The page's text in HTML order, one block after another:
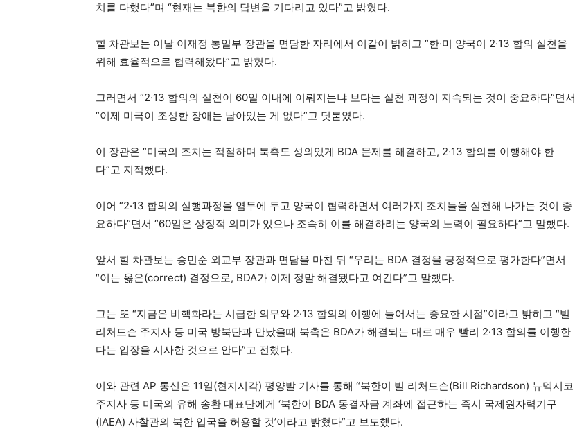
치를 다했다”며 “현재는 북한의 답변을 기다리고 있다”고 밝혔다.
힐 차관보는 이날 이재정 통일부 장관을 면담한 자리에서 이같이 밝히고 “한·미 양국이 2·13 합의 실천을
위해 효율적으로 협력해왔다”고 밝혔다.
그러면서 “2·13 합의의 실천이 60일 이내에 이뤄지는냐 보다는 실천 과정이 지속되는 것이 중요하다”면서
“이제 미국이 조성한 장애는 남아있는 게 없다”고 덧붙였다.
이 장관은 “미국의 조치는 적절하며 북측도 성의있게 BDA 문제를 해결하고, 2·13 합의를 이행해야 한
다”고 지적했다.
이어 “2·13 합의의 실행과정을 염두에 두고 양국이 협력하면서 여러가지 조치들을 실천해 나가는 것이 중
요하다”면서 “60일은 상징적 의미가 있으나 조속히 이를 해결하려는 양국의 노력이 필요하다”고 말했다.
앞서 힐 차관보는 송민순 외교부 장관과 면담을 마친 뒤 “우리는 BDA 결정을 긍정적으로 평가한다”면서
“이는 옳은(correct) 결정으로, BDA가 이제 정말 해결됐다고 여긴다”고 말했다.
그는 또 “지금은 비핵화라는 시급한 의무와 2·13 합의의 이행에 들어서는 중요한 시점”이라고 밝히고 “빌
리처드슨 주지사 등 미국 방북단과 만났을때 북측은 BDA가 해결되는 대로 매우 빨리 2·13 합의를 이행한
다는 입장을 시사한 것으로 안다”고 전했다.
이와 관련 AP 통신은 11일(현지시각) 평양발 기사를 통해 “북한이 빌 리처드슨(Bill Richardson) 뉴멕시코
주지사 등 미국의 유해 송환 대표단에게 ‘북한이 BDA 동결자금 계좌에 접근하는 즉시 국제원자력기구
(IAEA) 사찰관의 북한 입국을 허용할 것’이라고 밝혔다”고 보도했다.